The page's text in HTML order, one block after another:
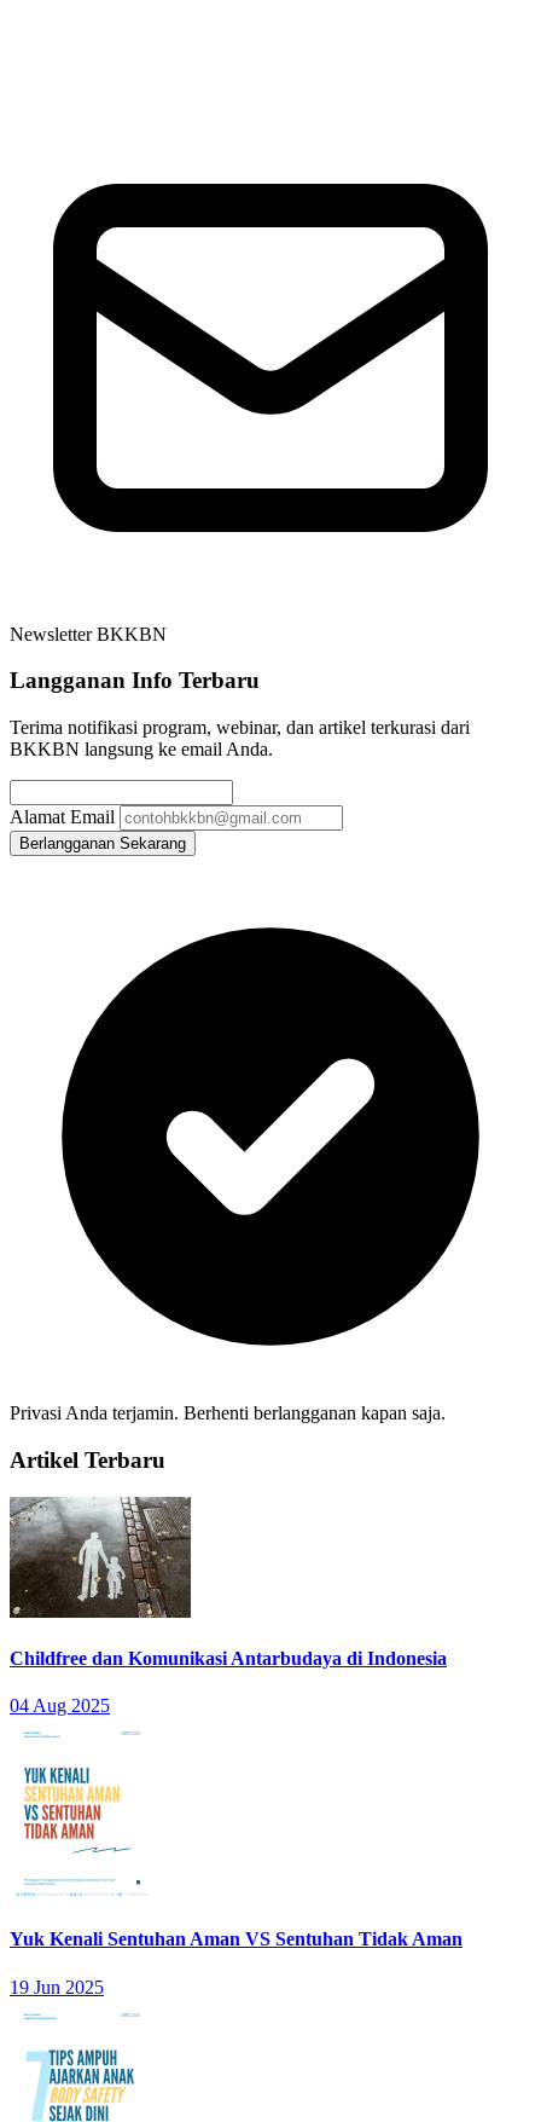
Newsletter BKKBN
Langganan Info Terbaru
Terima notifikasi program, webinar, dan artikel terkurasi dari
BKKBN langsung ke email Anda.
Alamat Email
Berlangganan Sekarang
Privasi Anda terjamin. Berhenti berlangganan kapan saja.
Artikel Terbaru
Childfree dan Komunikasi Antarbudaya di Indonesia
04 Aug 2025
Yuk Kenali Sentuhan Aman VS Sentuhan Tidak Aman
19 Jun 2025